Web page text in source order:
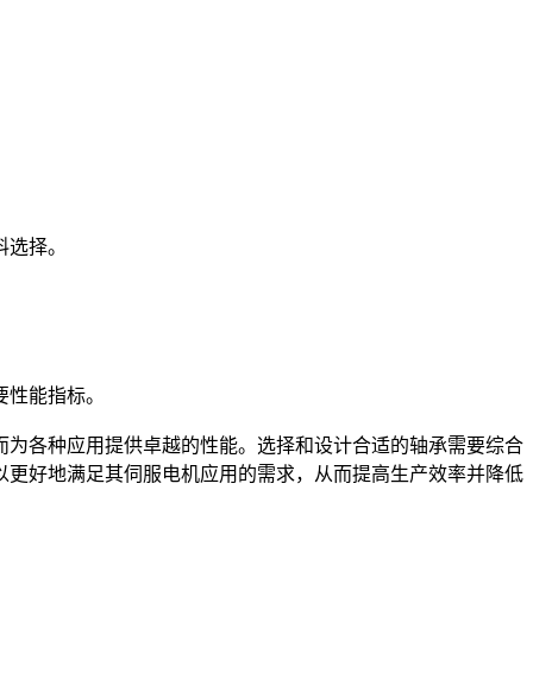
择。
能指标。
各种应用提供卓越的性能。选择和设计合适的轴承需要综合
好地满足其伺服电机应用的需求，从而提高生产效率并降低